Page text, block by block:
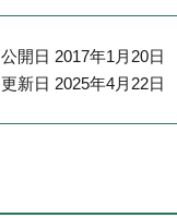
公開日 2017年1月20日
更新日 2025年4月22日